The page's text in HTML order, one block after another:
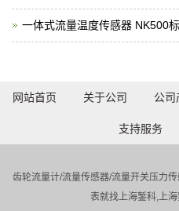
一体式流量温度传感器 NK500
网站首页 关于公司 公司
支持服务
齿轮流量计/流量传感器/流量开关压力
表就找上海錾科,上海